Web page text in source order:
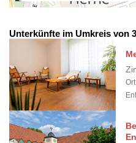
Unterkünfte im Umkreis von